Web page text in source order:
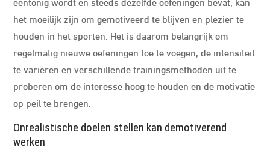
het moeilijk zijn om gemotiveerd te blijven en plezier te
houden in het sporten. Het is daarom belangrijk om
regelmatig nieuwe oefeningen toe te voegen, de intensiteit
te variëren en verschillende trainingsmethoden uit te
proberen om de interesse hoog te houden en de motivatie
op peil te brengen.
Onrealistische doelen stellen kan demotiverend
werken